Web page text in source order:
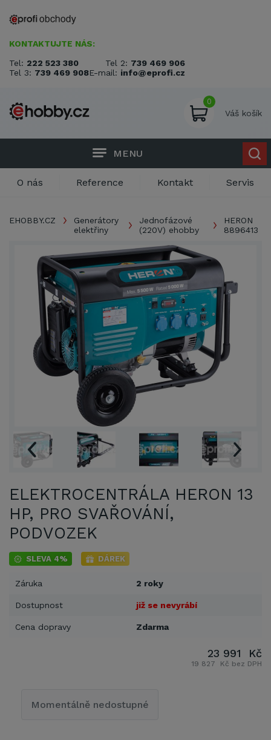
KONTAKTUJTE NÁS:
Tel: 222 523 380 Tel 2: 739 469 906
Tel 3: 739 469 908E-mail: info@eprofi.cz
0
Váš košík
MENU
O nás Reference Kontakt Servis
EHOBBY.CZ
Generátory
elektřiny
Jednofázové
(220V) ehobby
HERON
8896413
ELEKTROCENTRÁLA HERON 13
HP, PRO SVAŘOVÁNÍ,
PODVOZEK
SLEVA 4% DÁREK
Záruka 2 roky
Dostupnost již se nevyrábí
Cena dopravy Zdarma
23 991 Kč
19 827 Kč bez DPH
Momentálně nedostupné